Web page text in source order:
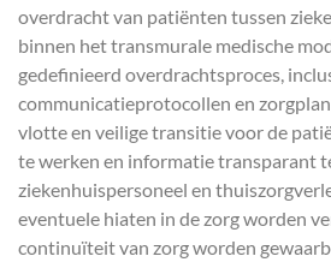
overdracht van patiënten tussen
binnen het transmurale medische
gedefinieerd overdrachtsproces,
communicatieprotocollen en
vlotte en veilige transitie voor de
te werken en informatie transparant
ziekenhuispersoneel en
eventuele hiaten in de zorg worden
continuïteit van zorg worden